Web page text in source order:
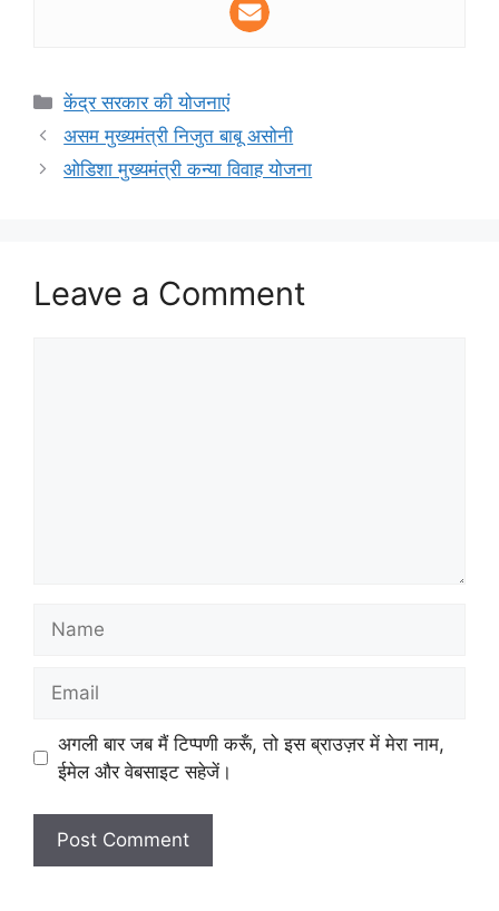
Categories
केंद्र सरकार की योजनाएं
असम मुख्यमंत्री निजुत बाबू असोनी
ओडिशा मुख्यमंत्री कन्या विवाह योजना
Leave a Comment
अगली बार जब मैं टिप्पणी करूँ, तो इस ब्राउज़र में मेरा नाम,
ईमेल और वेबसाइट सहेजें।